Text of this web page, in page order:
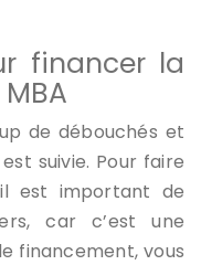
financer la
de débouchés et
suivie. Pour faire
il est important de
car c’est une
financement, vous